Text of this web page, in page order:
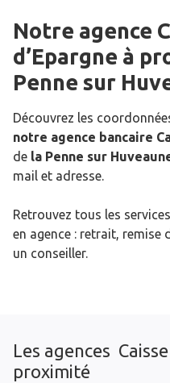
Notre agence
d’Epargne à
Penne sur
Découvrez les
notre agence bancaire
de la Penne sur
mail et adresse.
Retrouvez tous les
en agence : retrait, remise
un conseiller.
Les agences
proximité